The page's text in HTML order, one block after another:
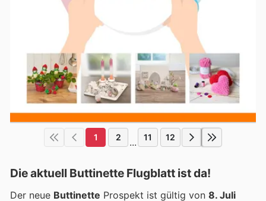
1 2 ... 11 12
Die aktuell Buttinette Flugblatt ist da!
Der neue Buttinette Prospekt ist gültig von 8. Juli